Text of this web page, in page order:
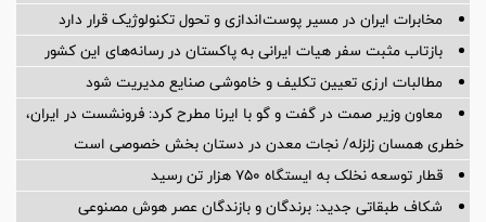
مخابرات ایران در مسیر پوست‌اندازی و تحول تکنولوژیک قرار دارد
بازتاب مثبت سفر هیات ایرانی به پاکستان در رسانه‌های این کشور
مطالبات ارزی تعیین تکلیف و خاموشی صنایع مدیریت شود
معاون وزیر صمت در گفت و گو با ایرنا مطرح کرد: فرونشست در ایران،
خطری همسان زلزله/ نجات معدن در دستان بخش خصوصی است
قطار توسعه نخلک به ایستگاه ۷۵۰ هزار تن رسید
شکاف طبقاتی جدید: برندگان و بازندگان عصر هوش مصنوعی